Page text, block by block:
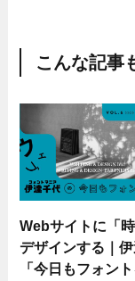
こんな記事
Webサイトに「
デザインする｜
「今日もフォン